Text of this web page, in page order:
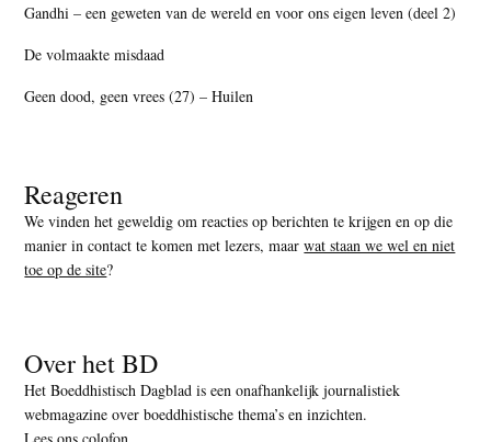
Gandhi – een geweten van de wereld en voor ons eigen leven (deel 2)
De volmaakte misdaad
Geen dood, geen vrees (27) – Huilen
Reageren
We vinden het geweldig om reacties op berichten te krijgen en op die
manier in contact te komen met lezers, maarwat staan we wel en niet
toe op de site?
Over het BD
Het Boeddhistisch Dagblad is een onafhankelijk journalistiek
webmagazine over boeddhistische thema’s en inzichten.
Lees ons colofon